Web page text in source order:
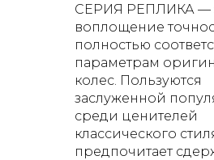
СЕРИЯ РЕПЛИКА —
воплощение
полностью
параметрам
колес. Пользуются
заслуженной
среди ценителей
классического
предпочитает